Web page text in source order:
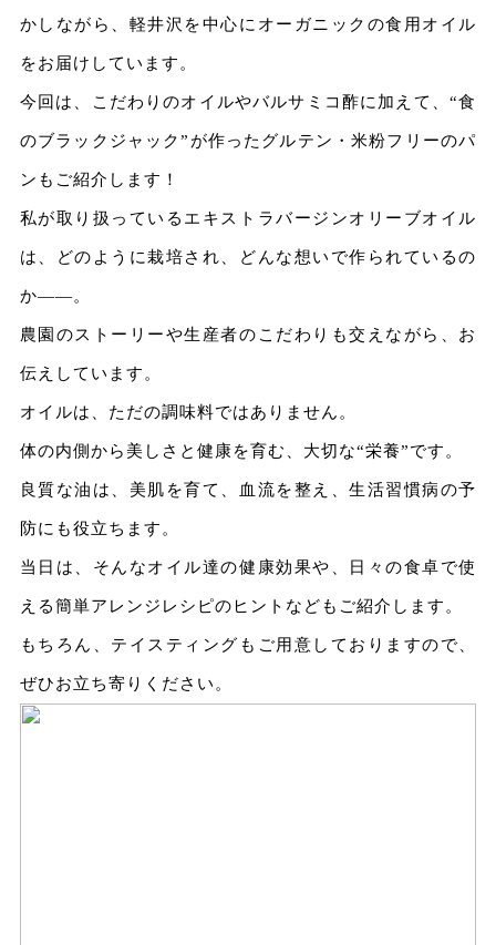
かしながら、軽井沢を中心にオーガニックの食用オイル
をお届けしています。
今回は、こだわりのオイルやバルサミコ酢に加えて、“食
のブラックジャック”が作ったグルテン・米粉フリーのパ
ンもご紹介します！
私が取り扱っているエキストラバージンオリーブオイル
は、どのように栽培され、どんな想いで作られているの
か――。
農園のストーリーや生産者のこだわりも交えながら、お
伝えしています。
オイルは、ただの調味料ではありません。
体の内側から美しさと健康を育む、大切な“栄養”です。
良質な油は、美肌を育て、血流を整え、生活習慣病の予
防にも役立ちます。
当日は、そんなオイル達の健康効果や、日々の食卓で使
える簡単アレンジレシピのヒントなどもご紹介します。
もちろん、テイスティングもご用意しておりますので、
ぜひお立ち寄りください。